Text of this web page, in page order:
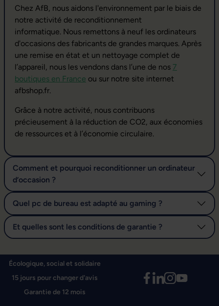
Chez AfB, nous aidons l'environnement par le biais de
notre activité de reconditionnement
informatique. Nous remettons à neuf les ordinateurs
d'occasions des fabricants de grandes marques. Après
une remise en état et un nettoyage complet de
l’appareil, nous les vendons dans l’une de nos 7
boutiques en France ou sur notre site internet
afbshop.fr.
Grâce à notre activité, nous contribuons
précieusement à la réduction de CO2, aux économies
de ressources et à l’économie circulaire.
Comment et pourquoi reconditionner un ordinateur
d’occasion ?
Quel pc de bureau est adapté au gaming ?
Et quelles sont les conditions de garantie ?
Écologique, social et solidaire
15 jours pour changer d'avis
Garantie de 12 mois